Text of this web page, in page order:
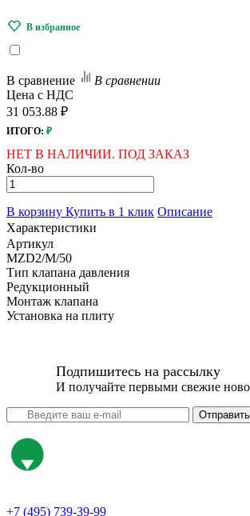
В сравнение
В сравнении
Цена с НДС
31 053.88 ₽
ИТОГО: ₽
НЕТ В НАЛИЧИИ. ПОД ЗАКАЗ
Кол-во
В корзину Купить в 1 клик Описание
Характеристики
Артикул
MZD2/M/50
Тип клапана давления
Редукционный
Монтаж клапана
Установка на плиту
Подпишитесь на рассылку
И получайте первыми свежие
Отправить
+7 (495) 739-39-99